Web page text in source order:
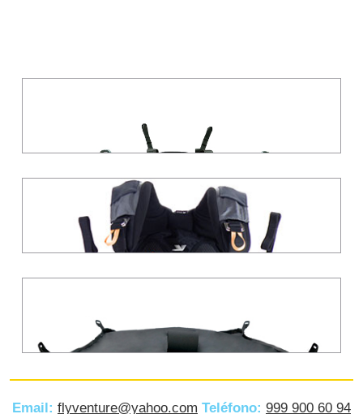
Email: flyventure@yahoo.com Teléfono: 999 900 60 94